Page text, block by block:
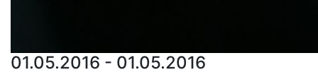
01.05.2016 - 01.05.2016